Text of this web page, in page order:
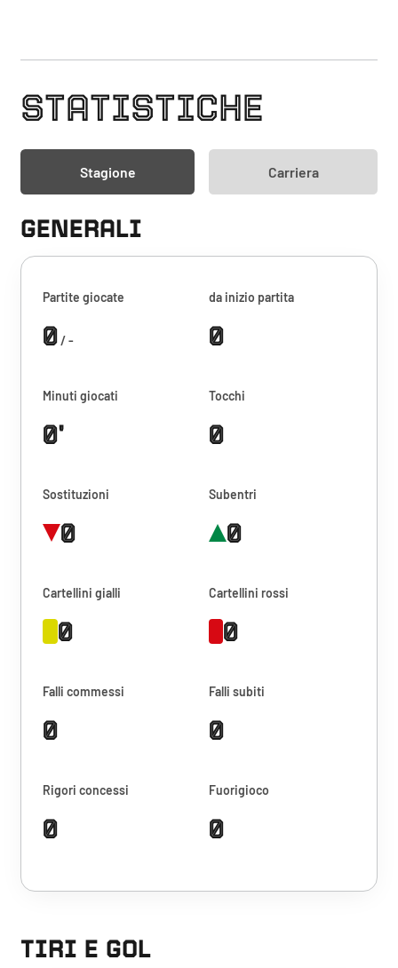
STATISTICHE
Stagione Carriera
GENERALI
Partite giocate
0/ -
da inizio partita
0
Minuti giocati
0'
Tocchi
0
Sostituzioni
0
Subentri
0
Cartellini gialli
0
Cartellini rossi
0
Falli commessi
0
Falli subiti
0
Rigori concessi
0
Fuorigioco
0
TIRI E GOL